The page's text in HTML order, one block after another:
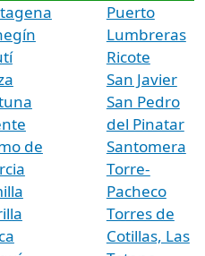
de
Puerto
Lumbreras
Ricote
San Javier
San Pedro
del Pinatar
Santomera
Torre-
Pacheco
Torres de
Cotillas, Las